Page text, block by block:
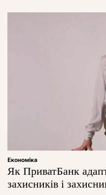
Економіка
Як ПриватБанк
захисників і